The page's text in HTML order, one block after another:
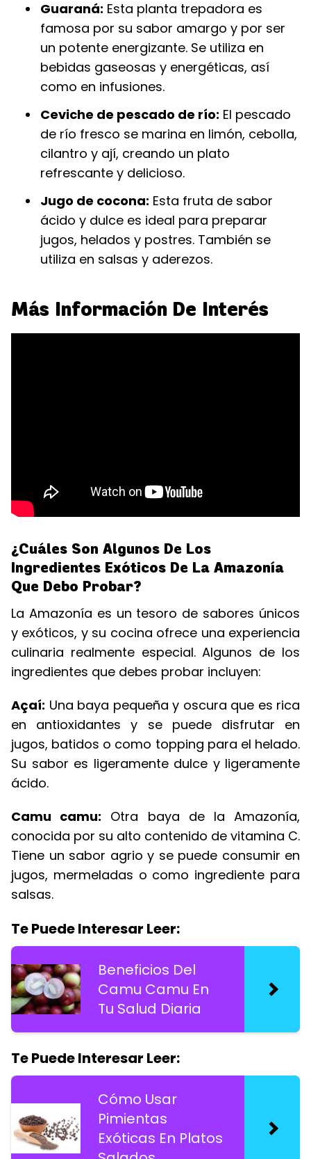
Guaraná: Esta planta trepadora es
famosa por su sabor amargo y por ser
un potente energizante. Se utiliza en
bebidas gaseosas y energéticas, así
como en infusiones.
Ceviche de pescado de río: El pescado
de río fresco se marina en limón, cebolla,
cilantro y ají, creando un plato
refrescante y delicioso.
Jugo de cocona: Esta fruta de sabor
ácido y dulce es ideal para preparar
jugos, helados y postres. También se
utiliza en salsas y aderezos.
Más Información De Interés
¿Cuáles Son Algunos De Los
Ingredientes Exóticos De La Amazonía
Que Debo Probar?
La Amazonía es un tesoro de sabores únicos
y exóticos, y su cocina ofrece una experiencia
culinaria realmente especial. Algunos de los
ingredientes que debes probar incluyen:
Açaí: Una baya pequeña y oscura que es rica
en antioxidantes y se puede disfrutar en
jugos, batidos o como topping para el helado.
Su sabor es ligeramente dulce y ligeramente
ácido.
Camu camu: Otra baya de la Amazonía,
conocida por su alto contenido de vitamina C.
Tiene un sabor agrio y se puede consumir en
jugos, mermeladas o como ingrediente para
salsas.
Te Puede Interesar Leer:
Beneficios Del
Camu Camu En
Tu Salud Diaria
Te Puede Interesar Leer:
Cómo Usar
Pimientas
Exóticas En Platos